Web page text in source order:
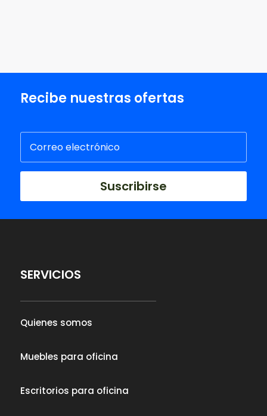
Recibe nuestras ofertas
Suscribirse
SERVICIOS
Quienes somos
Muebles para oficina
Escritorios para oficina